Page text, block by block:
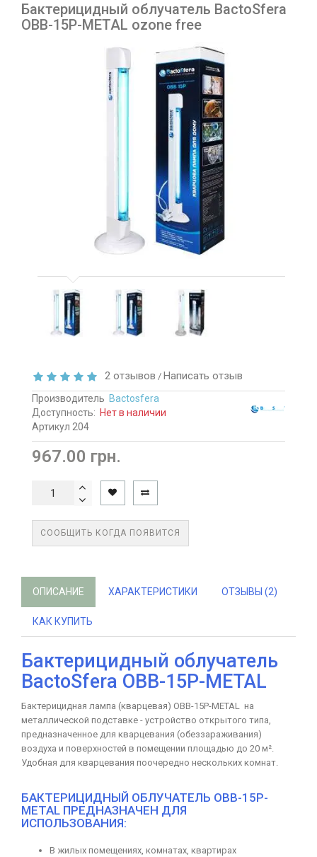
Бактерицидный облучатель BactoSfera
ОBB-15P-METAL ozone free
2 отзывов / Написать отзыв
Производитель Bactosfera
Доступность: Нет в наличии
Артикул 204
967.00 грн.
СООБЩИТЬ КОГДА ПОЯВИТСЯ
ОПИСАНИЕ ХАРАКТЕРИСТИКИ ОТЗЫВЫ (2)
КАК КУПИТЬ
Бактерицидный облучатель
BactoSfera OBB-15P-METAL
Бактерицидная лампа (кварцевая) ОBB-15P-METAL на
металлической подставке - устройство открытого типа,
предназначенное для кварцевания (обеззараживания)
воздуха и поверхностей в помещении площадью до 20 м².
Удобная для кварцевания поочередно нескольких комнат.
БАКТЕРИЦИДНЫЙ ОБЛУЧАТЕЛЬ ОBB-15P-
METAL ПРЕДНАЗНАЧЕН ДЛЯ
ИСПОЛЬЗОВАНИЯ:
В жилых помещениях, комнатах, квартирах